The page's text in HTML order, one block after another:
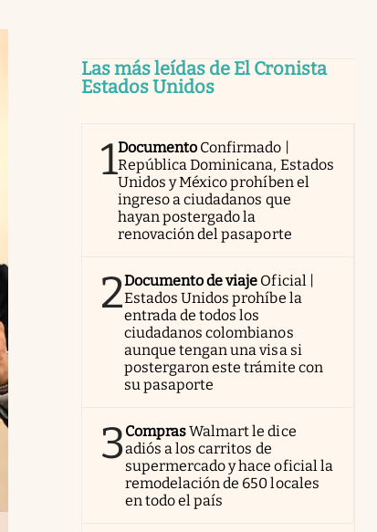
Las más leídas de El Cronista
Estados Unidos
1Documento Confirmado |
República Dominicana, Estados
Unidos y México prohíben el
ingreso a ciudadanos que
hayan postergado la
renovación del pasaporte
2Documento de viaje Oficial |
Estados Unidos prohíbe la
entrada de todos los
ciudadanos colombianos
aunque tengan una visa si
postergaron este trámite con
su pasaporte
3ComprasWalmart le dice
adiós a los carritos de
supermercado y hace oficial la
remodelación de 650 locales
en todo el país